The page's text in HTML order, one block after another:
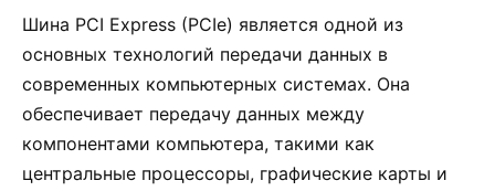
Шина PCI Express (PCIe) является одной из
основных технологий передачи данных в
современных компьютерных системах. Она
обеспечивает передачу данных между
компонентами компьютера, такими как
центральные процессоры, графические карты и